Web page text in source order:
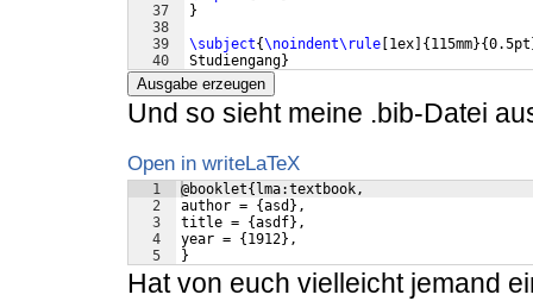
37
38
39
40
41
}
\subject{\noindent\rule 1ex { 115mm}{0.5pt
Studiengang}
Ausgabe erzeugen
Und so sieht meine .bib-Datei
Open in writeLaTeX
1
2
3
4
5
@booklet{lma:textbook,
author = {asd},
title = {asdf},
year = {1912},
}
Hat von euch vielleicht jemand